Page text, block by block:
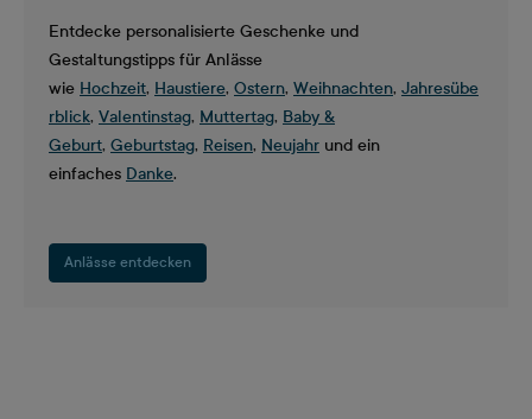
Entdecke personalisierte Geschenke und
Gestaltungstipps für Anlässe
wie Hochzeit, Haustiere, Ostern, Weihnachten, Jahresübe
rblick, Valentinstag, Muttertag, Baby &
Geburt, Geburtstag, Reisen, Neujahr und ein
einfaches Danke.
Anlässe entdecken